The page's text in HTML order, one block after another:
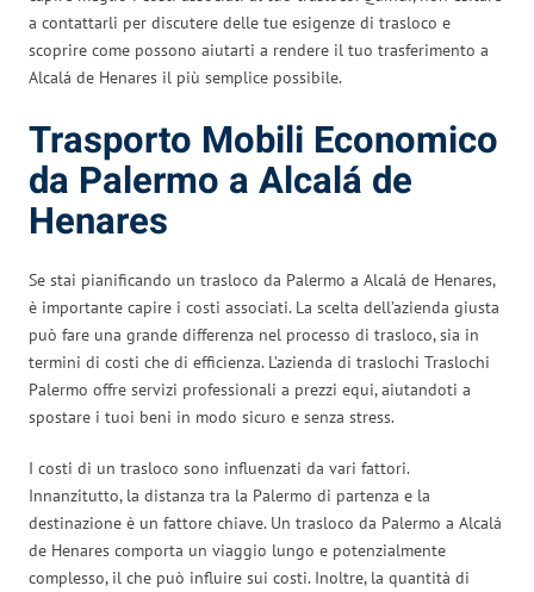
a contattarli per discutere delle tue esigenze di trasloco e
scoprire come possono aiutarti a rendere il tuo trasferimento a
Alcalá de Henares il più semplice possibile.
Trasporto Mobili Economico
da Palermo a Alcalá de
Henares
Se stai pianificando un trasloco da Palermo a Alcalá de Henares,
è importante capire i costi associati. La scelta dell’azienda giusta
può fare una grande differenza nel processo di trasloco, sia in
termini di costi che di efficienza. L’azienda di traslochi Traslochi
Palermo offre servizi professionali a prezzi equi, aiutandoti a
spostare i tuoi beni in modo sicuro e senza stress.
I costi di un trasloco sono influenzati da vari fattori.
Innanzitutto, la distanza tra la Palermo di partenza e la
destinazione è un fattore chiave. Un trasloco da Palermo a Alcalá
de Henares comporta un viaggio lungo e potenzialmente
complesso, il che può influire sui costi. Inoltre, la quantità di